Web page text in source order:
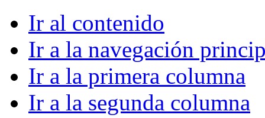
Ir al contenido
Ir a la navegación
Ir a la primera columna
Ir a la segunda columna